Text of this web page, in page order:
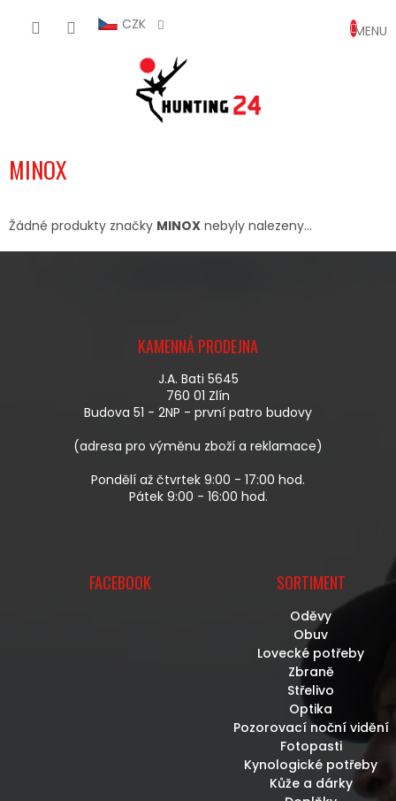
CZK
KOŠÍK
MINOX
Žádné produkty značky MINOX nebyly nalezeny...
KAMENNÁ PRODEJNA
J.A. Bati 5645
760 01 Zlín
Budova 51 - 2NP - první patro budovy
(adresa pro výměnu zboží a reklamace)
Pondělí až čtvrtek 9:00 - 17:00 hod.
Pátek 9:00 - 16:00 hod.
FACEBOOK SORTIMENT
Oděvy
Obuv
Lovecké potřeby
Zbraně
Střelivo
Optika
Pozorovací noční vidění
Fotopasti
Kynologické potřeby
Kůže a dárky